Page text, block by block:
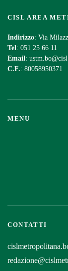
CISL AREA
Indirizzo: Via
Tel: 051 25 66 11
Email:
C.F.: 80058950371
MENU
CONTATTI